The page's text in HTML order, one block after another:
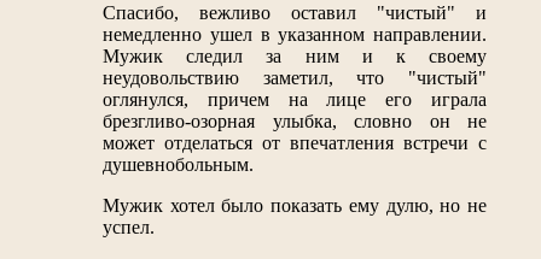
Спасибо, вежливо оставил "чистый" и
немедленно ушел в указанном направлении.
Мужик следил за ним и к своему
неудовольствию заметил, что "чистый"
оглянулся, причем на лице его играла
брезгливо-озорная улыбка, словно он не
может отделаться от впечатления встречи с
душевнобольным.
Мужик хотел было показать ему дулю, но не
успел.